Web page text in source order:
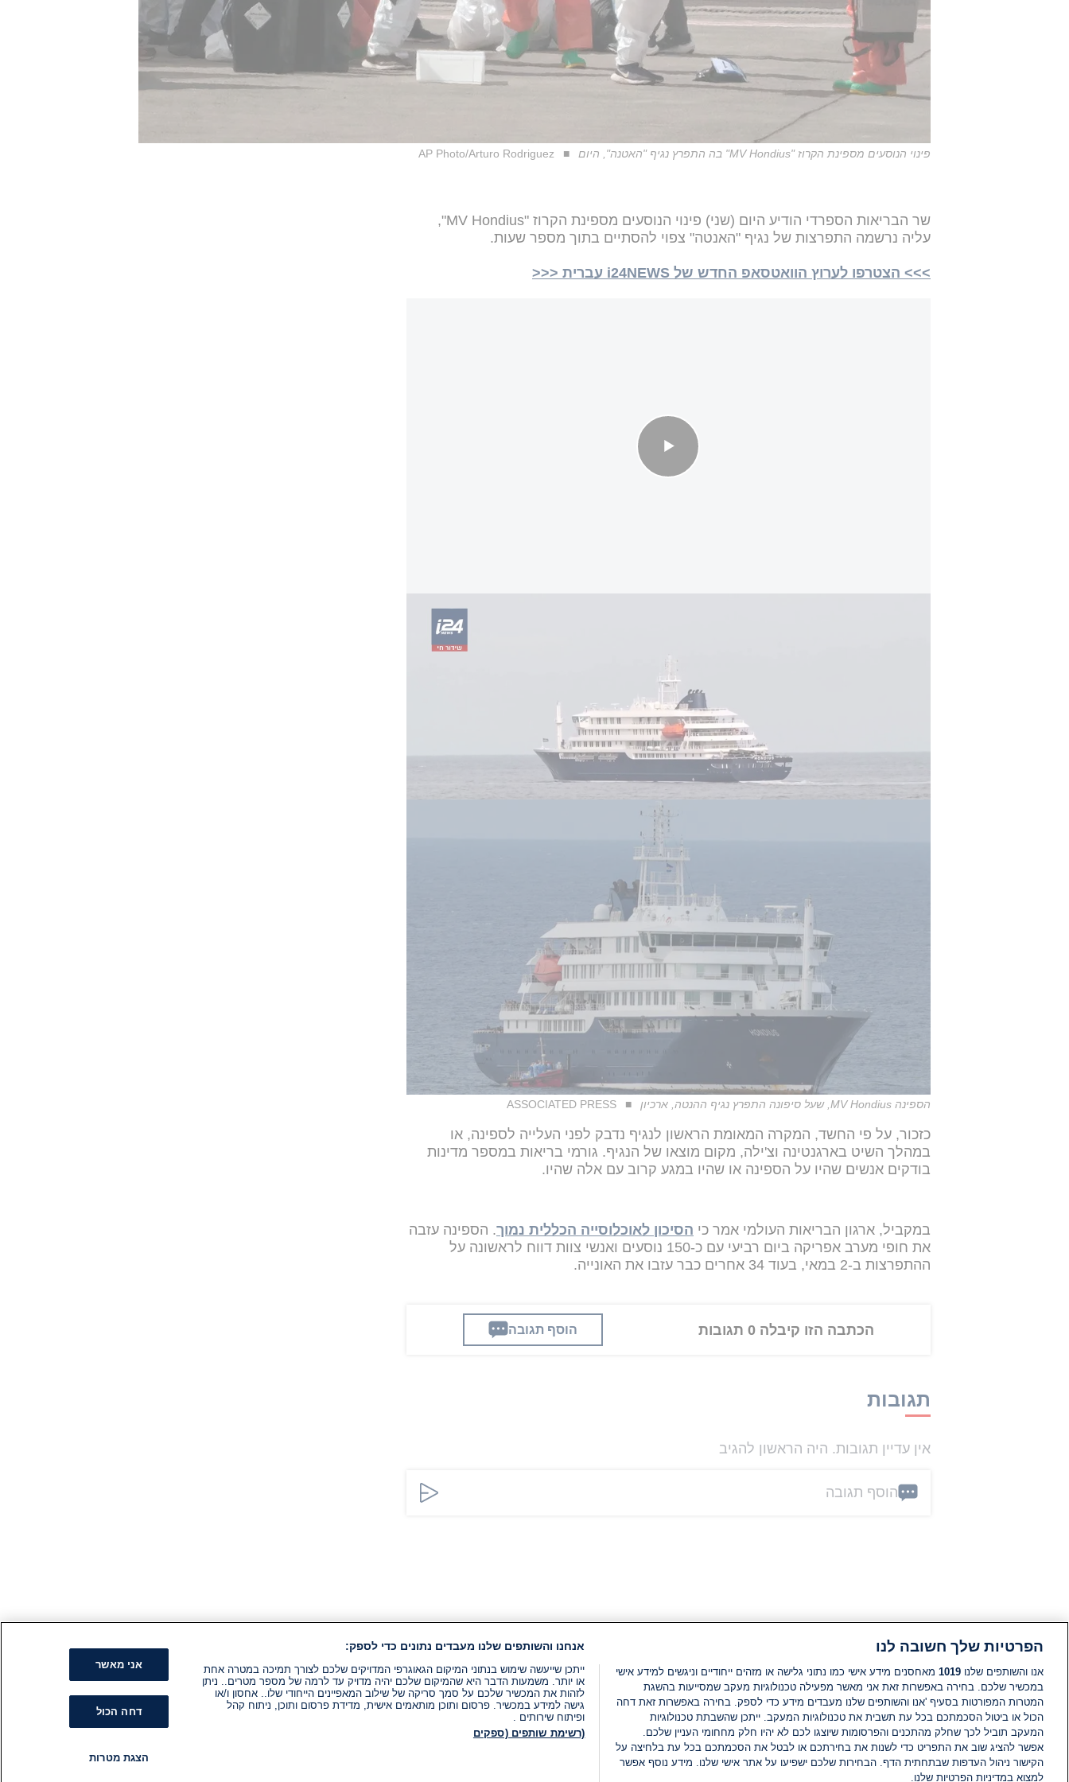
פינוי הנוסעים מספינת הקרוז "MV Hondius" בה התפרץ נגיף "האטנה", היום AP Photo/Arturo Rodriguez
שר הבריאות הספרדי הודיע היום (שני) פינוי הנוסעים מספינת הקרוז "MV Hondius",
עליה נרשמה התפרצות של נגיף "האנטה" צפוי להסתיים בתוך מספר שעות.
>>> הצטרפו לערוץ הוואטסאפ החדש של i24NEWS עברית <<<
שישה מנוסעי הספינה, והולנד - 18 נוספים.
עוד נמסר כי על הטיסות הללו צפויים לעלות מספר נוסעים ממדינות אחרות, שלא שלחו
בתוך כך, משרד הבריאות האמריקני הודיע כי שניים מ-17 הנוסעים שהוחזרו לארצות
הברית נמצא חיובי לזן "אנדס" של הנגיף, ואחד נוסף פיתח תסמינים קלים. במקביל, שר
הבריאות הצרפתי הודיע כי אזרחית המדינה שהיה על הספינה אובחן כחולה, ומצבו
מידרדר. לא היה ברור אם שני המקרים הללו נכללים בששת המקרים שעליהם דיווח ארגון
הספינה MV Hondius, שעל סיפונה התפרץ נגיף ההנטה, ארכיון ASSOCIATED PRESS
כזכור, על פי החשד, המקרה המאומת הראשון לנגיף נדבק לפני העלייה לספינה, או
במהלך השיט בארגנטינה וצ'ילה, מקום מוצאו של הנגיף. גורמי בריאות במספר מדינות
בודקים אנשים שהיו על הספינה או שהיו במגע קרוב עם אלה שהיו.
במקביל, ארגון הבריאות העולמי אמר כי הסיכון לאוכלוסייה הכללית נמוך. הספינה עזבה
את חופי מערב אפריקה ביום רביעי עם כ-150 נוסעים ואנשי צוות דווח לראשונה על
ההתפרצות ב-2 במאי, בעוד 34 אחרים כבר עזבו את האונייה.
הכתבה הזו קיבלה 0 תגובות הוסף תגובה
תגובות
אין עדיין תגובות. היה הראשון להגיב
הוסף תגובה
הפרטיות שלך חשובה לנו
אנו והשותפים שלנו 1019 מאחסנים מידע אישי כמו נתוני גלישה או מזהים ייחודיים וניגשים למידע אישי
במכשיר שלכם. בחירה באפשרות זאת אני מאשר מפעילה טכנולוגיות מעקב שמסייעות בהשגת
המטרות המפורטות בסעיף 'אנו והשותפים שלנו מעבדים מידע כדי לספק. בחירה באפשרות זאת דחה
הכול או ביטול הסכמתכם בכל עת תשבית את טכנולוגיות המעקב. ייתכן שהשבתת טכנולוגיות
המעקב תוביל לכך שחלק מהתכנים והפרסומות שיוצגו לכם לא יהיו חלק מחחומי העניין שלכם.
אפשר להציג שוב את התפריט כדי לשנות את בחירתכם או לבטל את הסכמתכם בכל עת בלחיצה על
הקישור ניהול העדפות שבתחתית הדף. הבחירות שלכם ישפיעו על אתר אישי שלנו. מידע נוסף אפשר
למצוא במדיניות הפרטיות שלנו.
אנחנו והשותפים שלנו מעבדים נתונים כדי לספק:
ייתכן שייעשה שימוש בנתוני המיקום הגאוגרפי המדויקים שלכם לצורך תמיכה במטרה אחת
או יותר. משמעות הדבר היא שהמיקום שלכם יהיה מדויק עד לרמה של מספר מטרים.. ניתן
לזהות את המכשיר שלכם על סמך סריקה של שילוב המאפיינים הייחודי שלו.. אחסון ו/או
גישה למידע במכשיר. פרסום ותוכן מותאמים אישית, מדידת פרסום ותוכן, ניתוח קהל
ופיתוח שירותים .
(רשימת שותפים (ספקים
אני מאשר
דחה הכול
הצגת מטרות